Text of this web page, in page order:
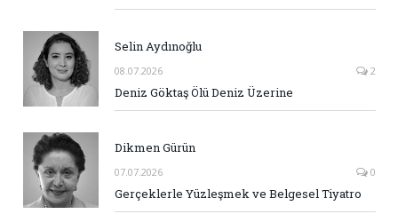
Selin Aydınoğlu
08.07.2026 2
Deniz Göktaş Ölü Deniz Üzerine
Dikmen Gürün
07.07.2026 0
Gerçeklerle Yüzleşmek ve Belgesel Tiyatro